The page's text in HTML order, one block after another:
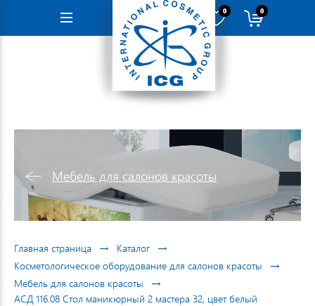
Навигация
0 0
Мебель для салонов красоты
Главная страница → Каталог →
Косметологическое оборудование для салонов красоты →
Мебель для салонов красоты →
АСД 116.08 Стол маникюрный 2 мастера 32, цвет белый